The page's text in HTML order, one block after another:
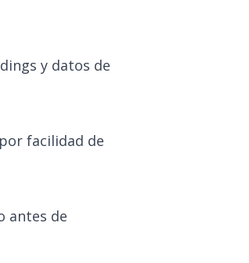
y datos de
facilidad de
antes de